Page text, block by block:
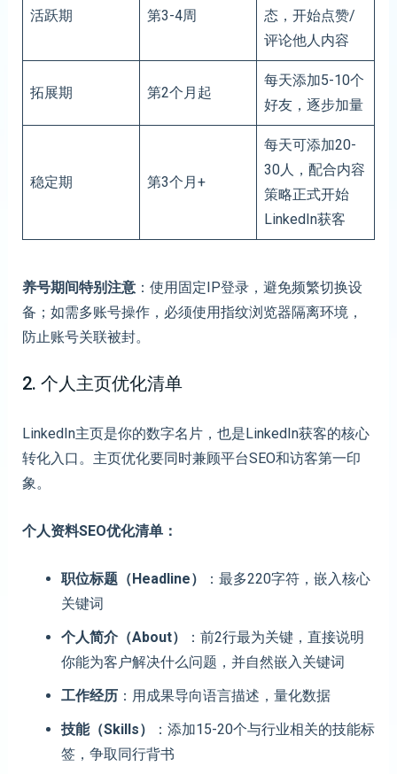
活跃期 第3-4周
态，开始点赞/
评论他人内容
拓展期 第2个月起
每天添加5-10个
好友，逐步加量
稳定期 第3个月+
每天可添加20-
30人，配合内容
策略正式开始
LinkedIn获客
养号期间特别注意：使用固定IP登录，避免频繁切换设
备；如需多账号操作，必须使用指纹浏览器隔离环境，
防止账号关联被封。
2. 个人主页优化清单
LinkedIn主页是你的数字名片，也是LinkedIn获客的核心
转化入口。主页优化要同时兼顾平台SEO和访客第一印
象。
个人资料SEO优化清单：
职位标题（Headline）
：最多220字符，嵌入核心
关键词
个人简介（About）
：前2行最为关键，直接说明
你能为客户解决什么问题，并自然嵌入关键词
工作经历：用成果导向语言描述，量化数据
技能（Skills）
：添加15-20个与行业相关的技能标
签，争取同行背书